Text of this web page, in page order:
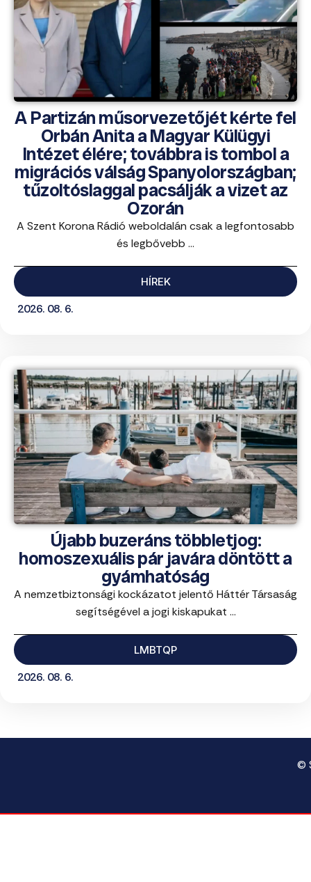
A Partizán műsorvezetőjét kérte fel
Orbán Anita a Magyar Külügyi
Intézet élére; továbbra is tombol a
migrációs válság Spanyolországban;
tűzoltóslaggal pacsálják a vizet az
Ozorán
A Szent Korona Rádió weboldalán csak a legfontosabb
és legbővebb ...
HÍREK
2026. 08. 6.
Újabb buzeráns többletjog:
homoszexuális pár javára döntött a
gyámhatóság
A nemzetbiztonsági kockázatot jelentő Háttér Társaság
segítségével a jogi kiskapukat ...
LMBTQP
2026. 08. 6.
©